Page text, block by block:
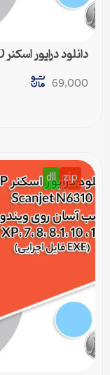
سریع برای ویندوزهای XP تا 11
69,000
zip
dll